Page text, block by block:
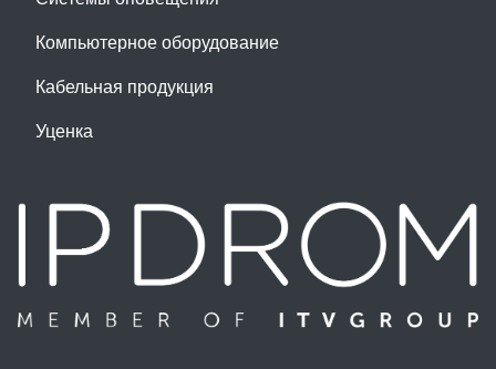
Компьютерное оборудование
Кабельная продукция
Уценка